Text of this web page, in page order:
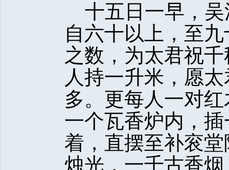
十五日一早，吴
自六十以上，至
之数，为太君祝
人持一升米，愿
多。更每人一对
一个瓦香炉内，
着，直摆至补衮
烛光，一千古香